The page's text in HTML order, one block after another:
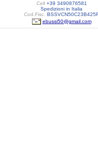
Cell+39 3490876581
Spedizioni in Italia
Cod.Fisc.
ebussi50@gmail.com